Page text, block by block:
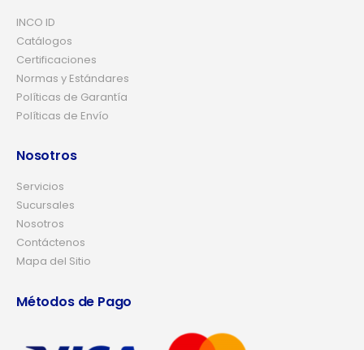
INCO ID
Catálogos
Certificaciones
Normas y Estándares
Políticas de Garantía
Políticas de Envío
Nosotros
Servicios
Sucursales
Nosotros
Contáctenos
Mapa del Sitio
Métodos de Pago